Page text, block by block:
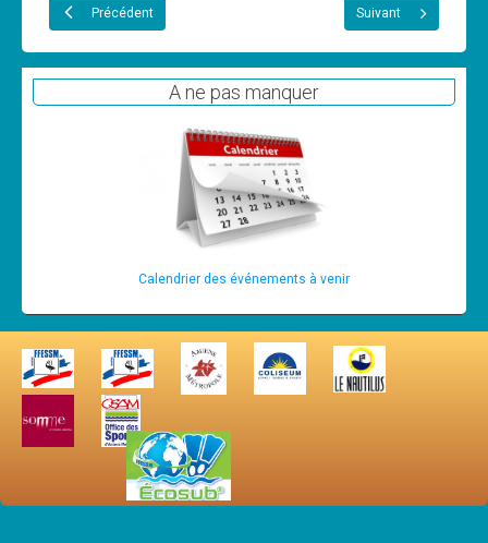
Niveau 4
Nitrox
Précédent Suivant
A ne pas manquer
Calendrier des événements à venir